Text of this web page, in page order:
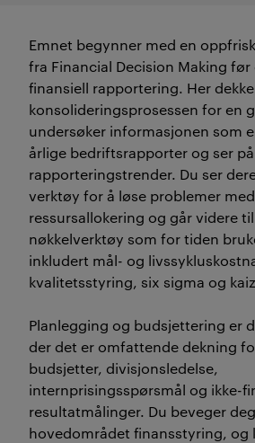
Emnet begynner med en
fra Financial Decision Making
finansiell rapportering. Her
konsolideringsprosessen for en
undersøker informasjonen som
årlige bedriftsrapporter og ser
rapporteringstrender. Du ser
verktøy for å løse problemer med
ressursallokering og går videre
nøkkelverktøy som for tiden
inkludert mål- og
kvalitetsstyring, six sigma og
Planlegging og budsjettering er
der det er omfattende dekning
budsjetter, divisjonsledelse,
internprisingsspørsmål og ikke-
resultatmålinger. Du beveger
hovedområdet finansstyring, og